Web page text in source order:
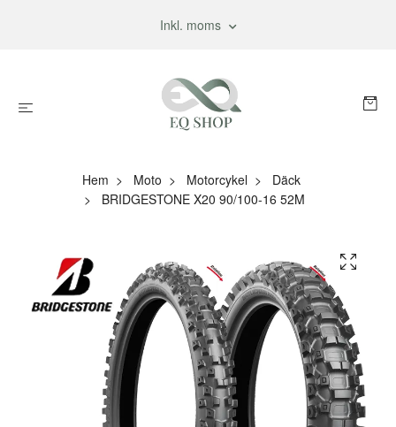
Inkl. moms
Hem Moto Motorcykel
Däck
BRIDGESTONE X20 90/100-16 52M